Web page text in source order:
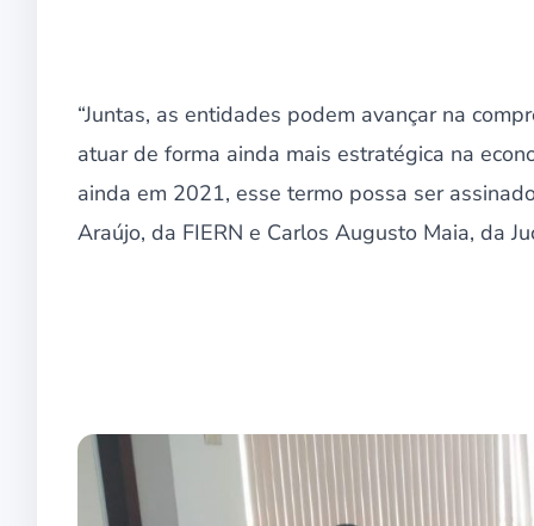
“Juntas, as entidades podem avançar na
atuar de forma ainda mais estratégica na
ainda em 2021, esse termo possa ser
Araújo, da FIERN e Carlos Augusto Maia, da